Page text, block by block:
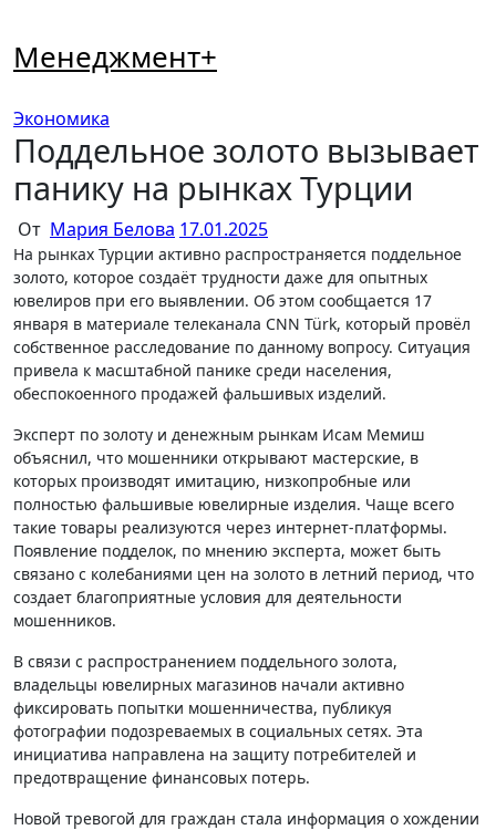
содержимому
Менеджмент+
Экономика
Поддельное золото вызывает
панику на рынках Турции
От Мария Белова 17.01.2025
На рынках Турции активно распространяется поддельное
золото, которое создаёт трудности даже для опытных
ювелиров при его выявлении. Об этом сообщается 17
января в материале телеканала CNN Türk, который провёл
собственное расследование по данному вопросу. Ситуация
привела к масштабной панике среди населения,
обеспокоенного продажей фальшивых изделий.
Эксперт по золоту и денежным рынкам Исам Мемиш
объяснил, что мошенники открывают мастерские, в
которых производят имитацию, низкопробные или
полностью фальшивые ювелирные изделия. Чаще всего
такие товары реализуются через интернет-платформы.
Появление подделок, по мнению эксперта, может быть
связано с колебаниями цен на золото в летний период, что
создает благоприятные условия для деятельности
мошенников.
В связи с распространением поддельного золота,
владельцы ювелирных магазинов начали активно
фиксировать попытки мошенничества, публикуя
фотографии подозреваемых в социальных сетях. Эта
инициатива направлена на защиту потребителей и
предотвращение финансовых потерь.
Новой тревогой для граждан стала информация о хождении